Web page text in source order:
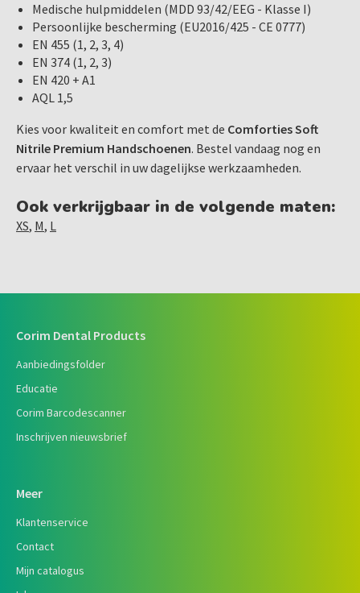
Medische hulpmiddelen (MDD 93/42/EEG - Klasse I)
Persoonlijke bescherming (EU2016/425 - CE 0777)
EN 455 (1, 2, 3, 4)
EN 374 (1, 2, 3)
EN 420 + A1
AQL 1,5
Kies voor kwaliteit en comfort met de Comforties Soft
Nitrile Premium Handschoenen. Bestel vandaag nog en
ervaar het verschil in uw dagelijkse werkzaamheden.
Ook verkrijgbaar in de volgende maten:
XS, M, L
Corim Dental Products
Aanbiedingsfolder
Educatie
Corim Barcodescanner
Inschrijven nieuwsbrief
Meer
Klantenservice
Contact
Mijn catalogus